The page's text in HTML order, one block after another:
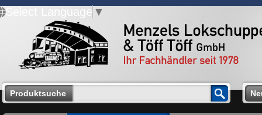
Select Language ▼
Produktsuche